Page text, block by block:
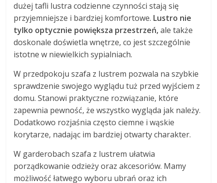
dużej tafli lustra codzienne czynności stają się
przyjemniejsze i bardziej komfortowe. Lustro nie
tylko optycznie powiększa przestrzeń,ale także
doskonale doświetla wnętrze, co jest szczególnie
istotne w niewielkich sypialniach.
W przedpokoju szafa z lustrem pozwala na szybkie
sprawdzenie swojego wyglądu tuż przed wyjściem z
domu. Stanowi praktyczne rozwiązanie, które
zapewnia pewność, że wszystko wygląda jak należy.
Dodatkowo rozjaśnia często ciemne i wąskie
korytarze, nadając im bardziej otwarty charakter.
W garderobach szafa z lustrem ułatwia
porządkowanie odzieży oraz akcesoriów. Mamy
możliwość łatwego wyboru ubrań oraz ich